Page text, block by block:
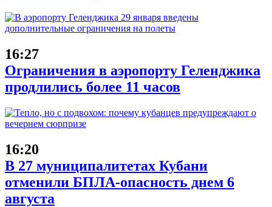
16:27
Ограничения в аэропорту Геленджика
продлились более 11 часов
16:20
В 27 муниципалитетах Кубани
отменили БПЛА-опасность днем 6
августа